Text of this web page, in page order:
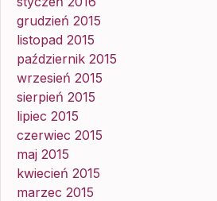
grudzień 2015
listopad 2015
październik 2015
wrzesień 2015
sierpień 2015
lipiec 2015
czerwiec 2015
maj 2015
kwiecień 2015
marzec 2015